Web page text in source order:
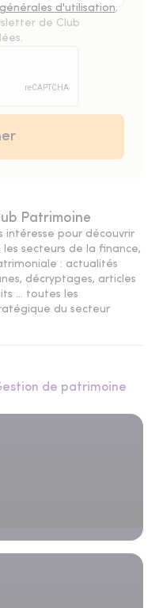
d'utilisation,
de Club
Patrimoine
intéresse pour découvrir
les secteurs de la finance,
: actualités
décryptages, articles
... toutes les
du secteur
de patrimoine